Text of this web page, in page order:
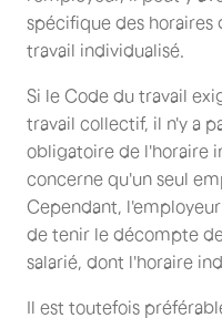
spécifique des horaires
travail individualisé.
Si le Code du travail
travail collectif, il n'y a
obligatoire de l'horaire
concerne qu'un seul
Cependant,
de tenir le décompte
salarié, dont l'horaire
Il est toutefois